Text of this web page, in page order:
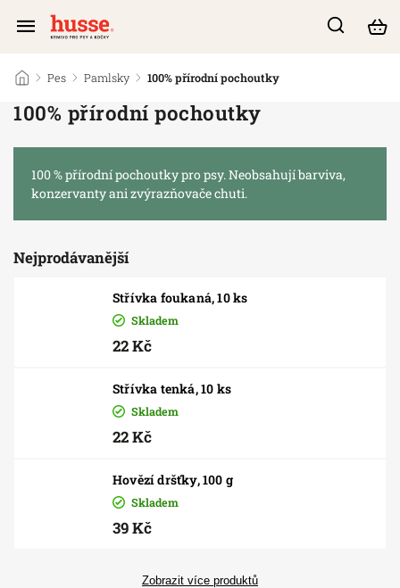
/ Pes / Pamlsky / 100% přírodní pochoutky
100% přírodní pochoutky
100 % přírodní pochoutky pro psy. Neobsahují barviva,
konzervanty ani zvýrazňovače chuti.
Nejprodávanější
Střívka foukaná, 10 ks
Skladem
22 Kč
Střívka tenká, 10 ks
Skladem
22 Kč
Hovězí dršťky, 100 g
Skladem
39 Kč
Zobrazit více produktů